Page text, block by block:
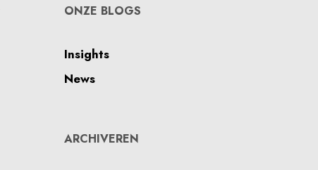
ONZE BLOGS
Insights
News
ARCHIVEREN